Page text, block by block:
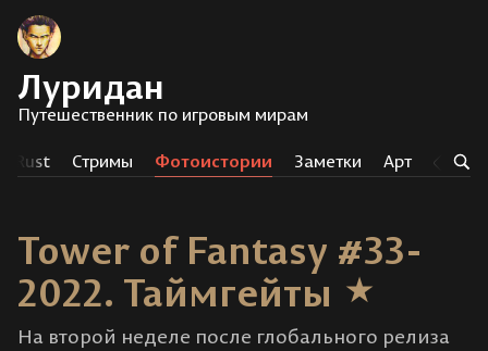
Луридан
Путешественник по игровым мирам
Rust Стримы Фотоистории Заметки Арт
Tower of Fantasy #33-
2022. Таймгейты
На второй неделе после глобального релиза